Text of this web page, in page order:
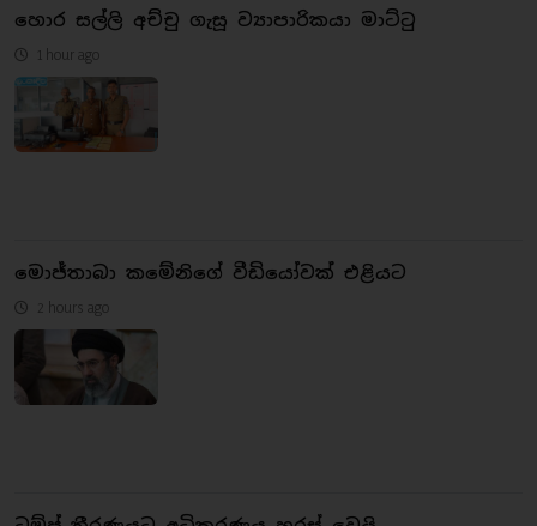
හොර සල්ලි අච්චු ගැසූ ව්‍යාපාරිකයා මාට්ටු
1 hour ago
මොජ්තාබා කමේනිගේ වීඩියෝවක් එළියට
2 hours ago